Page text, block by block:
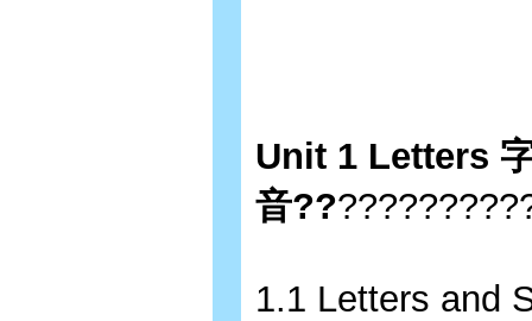
Unit 1 Letters
音??
1.1 Letters and